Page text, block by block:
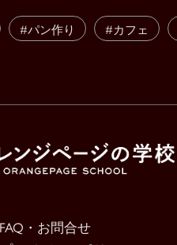
#パン作り #カフェ
・お問合せ